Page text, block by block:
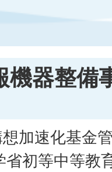
機器整備
想加速化基金
初等中等教